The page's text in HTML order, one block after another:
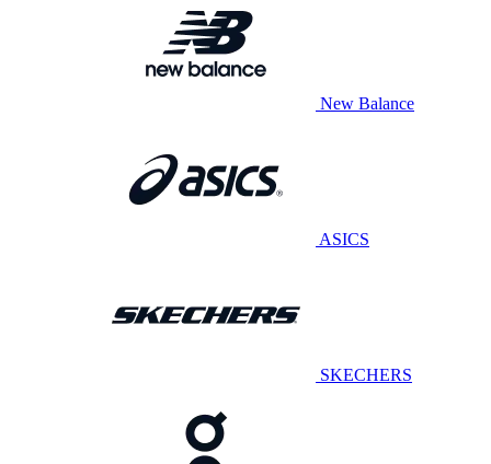
New Balance
ASICS
SKECHERS